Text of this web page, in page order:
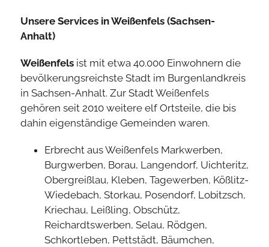
Unsere Services in Weißenfels (Sachsen-
Anhalt)
Weißenfels ist mit etwa 40.000 Einwohnern die
bevölkerungsreichste Stadt im Burgenlandkreis
in Sachsen-Anhalt. Zur Stadt Weißenfels
gehören seit 2010 weitere elf Ortsteile, die bis
dahin eigenständige Gemeinden waren.
Erbrecht aus Weißenfels Markwerben,
Burgwerben, Borau, Langendorf, Uichteritz,
Obergreißlau, Kleben, Tagewerben, Kößlitz-
Wiedebach, Storkau, Posendorf, Lobitzsch,
Kriechau, Leißling, Obschütz,
Reichardtswerben, Selau, Rödgen,
Schkortleben, Pettstädt, Bäumchen,